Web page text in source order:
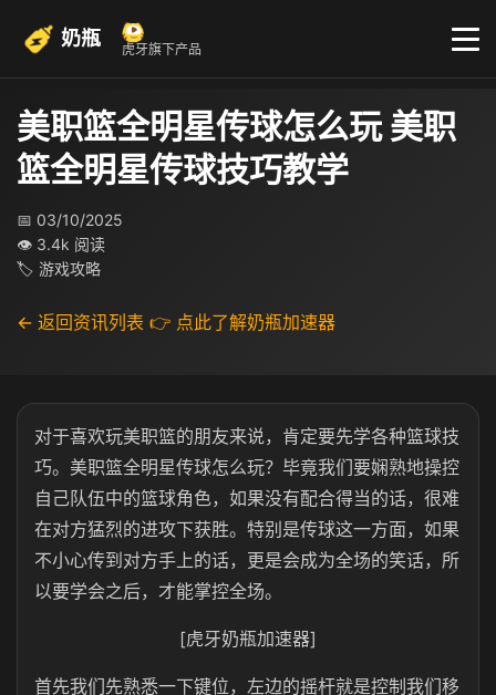
奶瓶 虎牙旗下产品
美职篮全明星传球怎么玩 美职
篮全明星传球技巧教学
📅 03/10/2025
👁 3.4k 阅读
🏷 游戏攻略
← 返回资讯列表 👉 点此了解奶瓶加速器
对于喜欢玩美职篮的朋友来说，肯定要先学各种篮球技
巧。美职篮全明星传球怎么玩？毕竟我们要娴熟地操控
自己队伍中的篮球角色，如果没有配合得当的话，很难
在对方猛烈的进攻下获胜。特别是传球这一方面，如果
不小心传到对方手上的话，更是会成为全场的笑话，所
以要学会之后，才能掌控全场。
[虎牙奶瓶加速器]
首先我们先熟悉一下键位，左边的摇杆就是控制我们移